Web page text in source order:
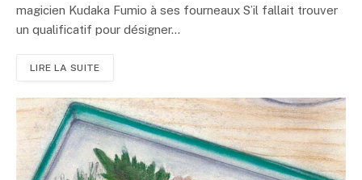
magicien Kudaka Fumio à ses fourneaux S’il fallait trouver
un qualificatif pour désigner...
LIRE LA SUITE